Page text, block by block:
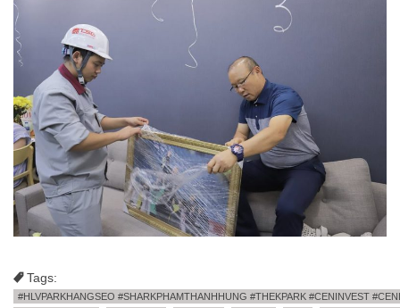
Tags:
#HLVPARKHANGSEO #SHARKPHAMTHANHHUNG #THEKPARK #CENINVEST